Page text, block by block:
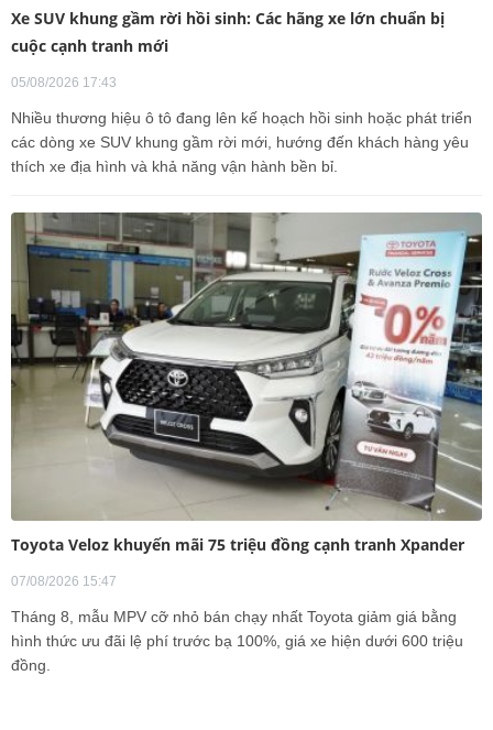
Xe SUV khung gầm rời hồi sinh: Các hãng xe lớn chuẩn bị
cuộc cạnh tranh mới
05/08/2026 17:43
Nhiều thương hiệu ô tô đang lên kế hoạch hồi sinh hoặc phát triển
các dòng xe SUV khung gầm rời mới, hướng đến khách hàng yêu
thích xe địa hình và khả năng vận hành bền bỉ.
Toyota Veloz khuyến mãi 75 triệu đồng cạnh tranh Xpander
07/08/2026 15:47
Tháng 8, mẫu MPV cỡ nhỏ bán chạy nhất Toyota giảm giá bằng
hình thức ưu đãi lệ phí trước bạ 100%, giá xe hiện dưới 600 triệu
đồng.